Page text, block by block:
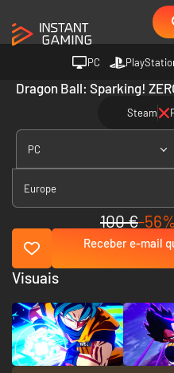
PC
Dragon Ball: Sparking!
Steam
PC
Europe
100 €-56%
Receber e-mail
Visuais